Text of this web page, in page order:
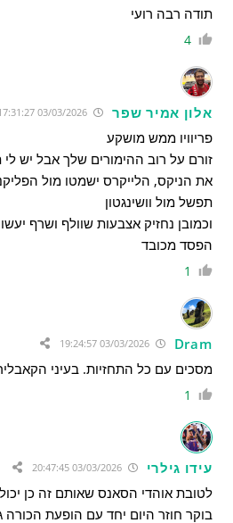
תודה רבה רועי
4
אלון אמיר שפר
פריוויו ממש מושקע
זורם על רוב ההימורים שלך אבל יש
את הניקס, הלייקרס ישמטו מול
תפשל מול וושינגטון
וכמובן נחזיק אצבעות שוולף ושרף
הפסד מכובד
1
Dram
03/03/2026 19:24:57
מסכים עם כל התחזיות. בעיני
1
עידו גילרי 03/03/2026 20:47:45
לטובת אוהדי הסאנס שאותם זה כן יכול
בוקר חוזר היום יחד עם הופעת הכורה